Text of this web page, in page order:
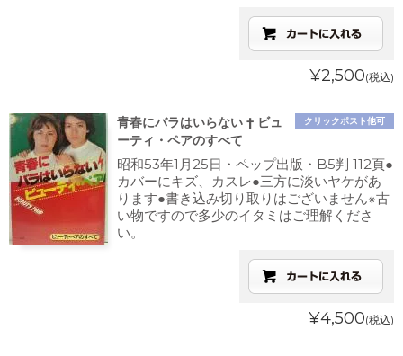
¥2,500(税込)
クリックポスト他可
青春にバラはいらない † ビュ
ーティ・ペアのすべて
昭和53年1月25日・ペップ出版・B5判 112頁●
カバーにキズ、カスレ●三方に淡いヤケがあ
ります●書き込み切り取りはございません※古
い物ですので多少のイタミはご理解くださ
い。
¥4,500(税込)